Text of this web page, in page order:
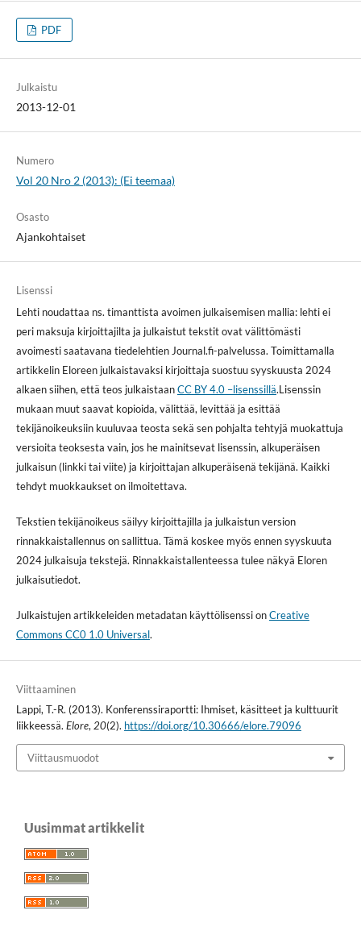
PDF
Julkaistu
2013-12-01
Numero
Vol 20 Nro 2 (2013): (Ei teemaa)
Osasto
Ajankohtaiset
Lisenssi
Lehti noudattaa ns. timanttista avoimen julkaisemisen mallia: lehti ei
peri maksuja kirjoittajilta ja julkaistut tekstit ovat välittömästi
avoimesti saatavana tiedelehtien Journal.fi-palvelussa. Toimittamalla
artikkelin Eloreen julkaistavaksi kirjoittaja suostuu syyskuusta 2024
alkaen siihen, että teos julkaistaanCC BY 4.0 –lisenssillä.Lisenssin
mukaan muut saavat kopioida, välittää, levittää ja esittää
tekijänoikeuksiin kuuluvaa teosta sekä sen pohjalta tehtyjä muokattuja
versioita teoksesta vain, jos he mainitsevat lisenssin, alkuperäisen
julkaisun (linkki tai viite) ja kirjoittajan alkuperäisenä tekijänä. Kaikki
tehdyt muokkaukset on ilmoitettava.
Tekstien tekijänoikeus säilyy kirjoittajilla ja julkaistun version
rinnakkaistallennus on sallittua. Tämä koskee myös ennen syyskuuta
2024 julkaisuja tekstejä. Rinnakkaistallenteessa tulee näkyä Eloren
julkaisutiedot.
Julkaistujen artikkeleiden metadatan käyttölisenssi onCreative
Commons CC0 1.0 Universal.
Viittaaminen
Lappi, T.-R. (2013). Konferenssiraportti: Ihmiset, käsitteet ja kulttuurit
liikkeessä. Elore, 20(2). https://doi.org/10.30666/elore.79096
Viittausmuodot
Uusimmat artikkelit